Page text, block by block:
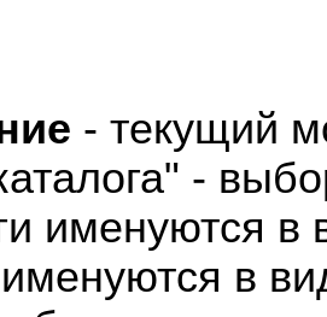
- текущий
-
именуются в
в